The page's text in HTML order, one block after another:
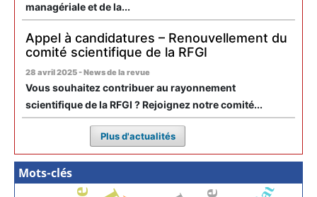
managériale et de la...
Appel à candidatures – Renouvellement du
comité scientifique de la RFGI
28 avril 2025 - News de la revue
Vous souhaitez contribuer au rayonnement
scientifique de la RFGI ? Rejoignez notre comité...
Plus d'actualités
Mots-clés